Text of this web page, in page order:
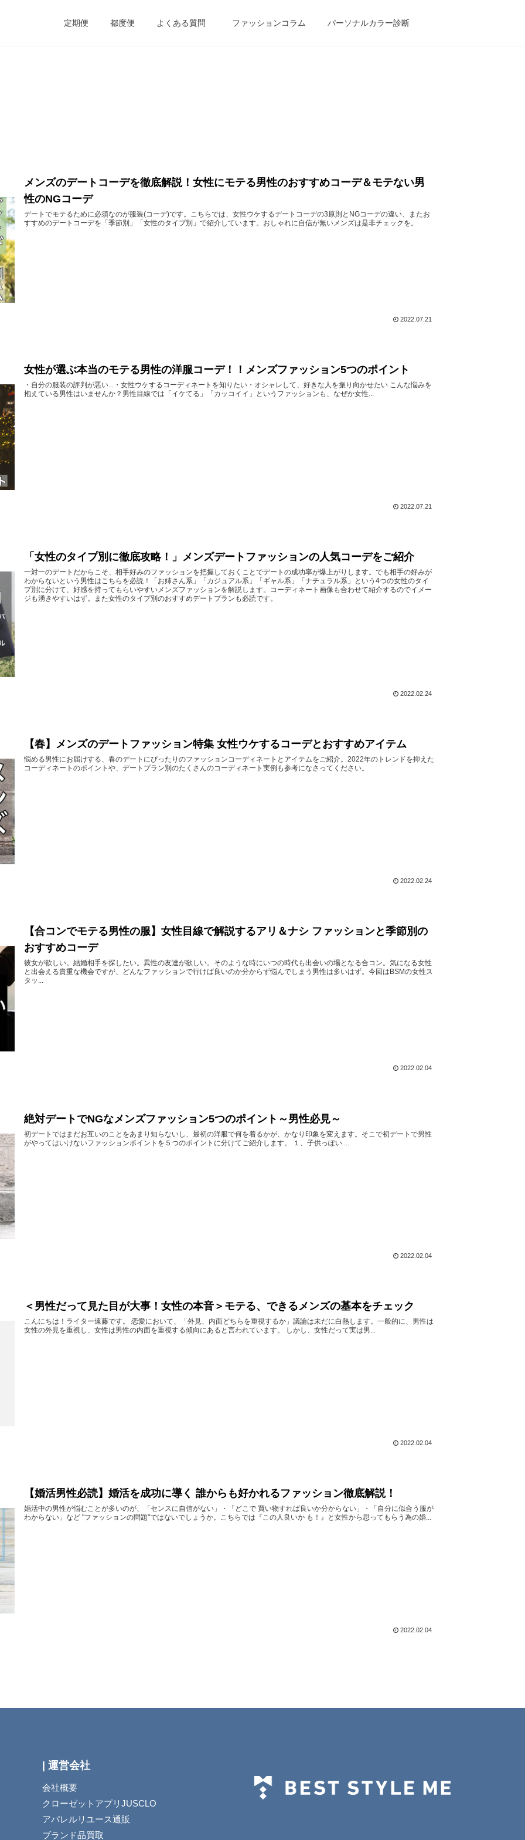
定期便 都度便 よくある質問 ファッションコラム パーソナルカラー診断
メンズのデートコーデを徹底解説！女性にモテる男性のおすすめコーデ＆モテない男
性のNGコーデ
デートでモテるために必須なのが服装(コーデ)です。こちらでは、女性ウケするデートコーデの3原則とNGコーデの違い、またお
すすめのデートコーデを「季節別」「女性のタイプ別」で紹介しています。おしゃれに自信が無いメンズは是非チェックを。
2022.07.21
女性が選ぶ本当のモテる男性の洋服コーデ！！メンズファッション5つのポイント
・自分の服装の評判が悪い...・女性ウケするコーディネートを知りたい・オシャレして、好きな人を振り向かせたい こんな悩みを
抱えている男性はいませんか？男性目線では「イケてる」「カッコイイ」というファッションも、なぜか女性...
2022.07.21
「女性のタイプ別に徹底攻略！」メンズデートファッションの人気コーデをご紹介
一対一のデートだからこそ、相手好みのファッションを把握しておくことでデートの成功率が爆上がりします。でも相手の好みが
わからないという男性はこちらを必読！「お姉さん系」「カジュアル系」「ギャル系」「ナチュラル系」という4つの女性のタイ
プ別に分けて、好感を持ってもらいやすいメンズファッションを解説します。コーディネート画像も合わせて紹介するのでイメー
ジも湧きやすいはず。また女性のタイプ別のおすすめデートプランも必読です。
2022.02.24
【春】メンズのデートファッション特集 女性ウケするコーデとおすすめアイテム
悩める男性にお届けする、春のデートにぴったりのファッションコーディネートとアイテムをご紹介。2022年のトレンドを抑えた
コーディネートのポイントや、デートプラン別のたくさんのコーディネート実例も参考になさってください。
2022.02.24
【合コンでモテる男性の服】女性目線で解説するアリ＆ナシ ファッションと季節別の
おすすめコーデ
彼女が欲しい。結婚相手を探したい。異性の友達が欲しい。そのような時にいつの時代も出会いの場となる合コン。気になる女性
と出会える貴重な機会ですが、どんなファッションで行けば良いのか分からず悩んでしまう男性は多いはず。今回はBSMの女性ス
タッ...
2022.02.04
絶対デートでNGなメンズファッション5つのポイント～男性必見～
初デートではまだお互いのことをあまり知らないし、最初の洋服で何を着るかが、かなり印象を変えます。そこで初デートで男性
がやってはいけないファッションポイントを５つのポイントに分けてご紹介します。 １、子供っぽい ...
2022.02.04
＜男性だって見た目が大事！女性の本音＞モテる、できるメンズの基本をチェック
こんにちは！ライター遠藤です。 恋愛において、「外見、内面どちらを重視するか」議論は未だに白熱します。一般的に、男性は
女性の外見を重視し、女性は男性の内面を重視する傾向にあると言われています。 しかし、女性だって実は男...
2022.02.04
【婚活男性必読】婚活を成功に導く 誰からも好かれるファッション徹底解説！
婚活中の男性が悩むことが多いのが、「センスに自信がない」・「どこで 買い物すれば良いか分からない」・「自分に似合う服が
わからない」など "ファッションの問題"ではないでしょうか。こちらでは『この人良いか も！』と女性から思ってもらう為の婚...
2022.02.04
| 運営会社
会社概要
クローゼットアプリJUSCLO
アパレルリユース通販
ブランド品買取